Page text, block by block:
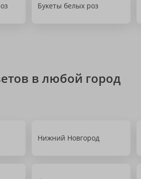
Букеты белых роз
в любой город
Нижний Новгород